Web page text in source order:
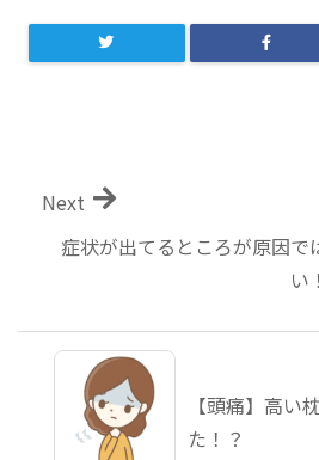
症状が出てるところが原因で
い
Next
【頭痛】高い
た！？